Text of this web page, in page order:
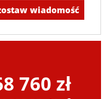
wiadomość
760 zł